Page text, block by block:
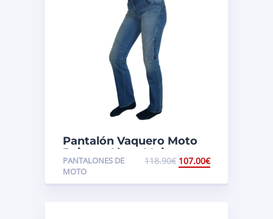
Pantalón Vaquero Moto
Rainers Alexa Mujer
PANTALONES DE
MOTO
118.90€ 107.00€